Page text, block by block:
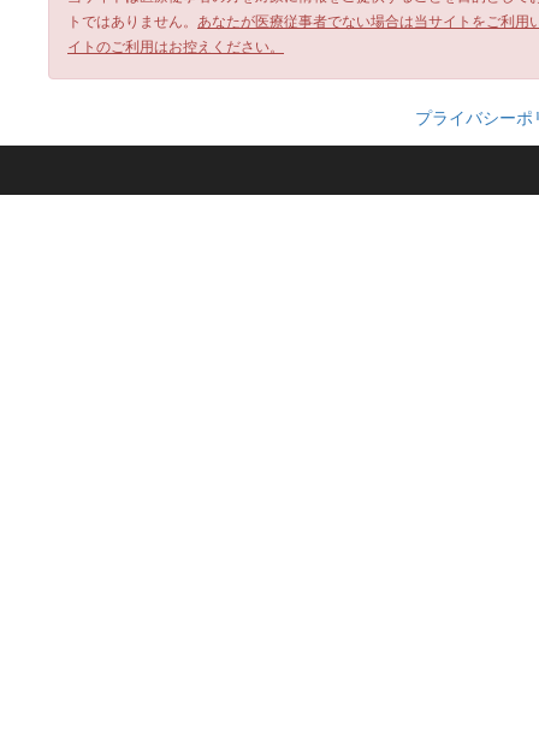
トではありません。 あなたが医療従事者でない場合は当サイトをご利
イトのご利用はお控えください。
プライバシーポ